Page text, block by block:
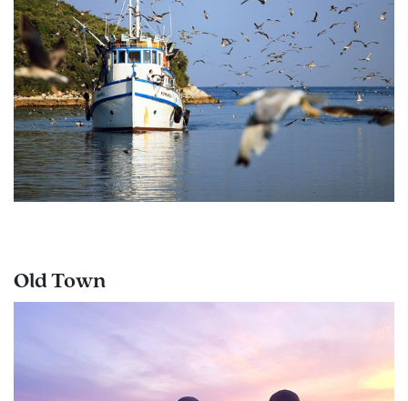
Old Town